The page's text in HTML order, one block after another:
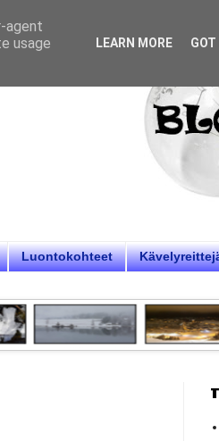
Luontokohteet
agent
usage
LEARN MORE